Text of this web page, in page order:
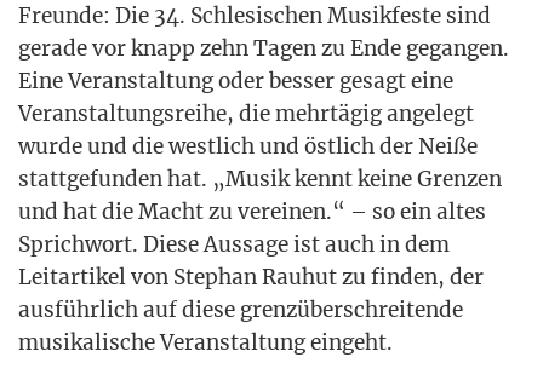
Freun­de: Die 34. Schle­si­schen Musik­fes­te sind
gera­de vor knapp zehn Tagen zu Ende gegan­gen.
Eine Ver­an­stal­tung oder bes­ser gesagt eine
Ver­an­stal­tungs­rei­he, die mehr­tä­gig ange­legt
wur­de und die west­lich und öst­lich der Nei­ße
statt­ge­fun­den hat. „Musik kennt kei­ne Gren­zen
und hat die Macht zu ver­ei­nen.“ – so ein altes
Sprich­wort. Die­se Aus­sa­ge ist auch in dem
Leit­ar­ti­kel von Ste­phan Rau­hut zu fin­den, der
aus­führ­lich auf die­se grenz­über­schrei­ten­de
musi­ka­li­sche Ver­an­stal­tung eingeht.